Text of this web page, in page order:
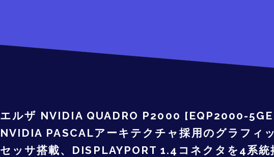
エルザ NVIDIA QUADRO P2000 [EQP2000-
NVIDIA PASCALアーキテクチャ採用のグラフィ
セッサ搭載、DISPLAYPORT 1.4コネクタを4系統